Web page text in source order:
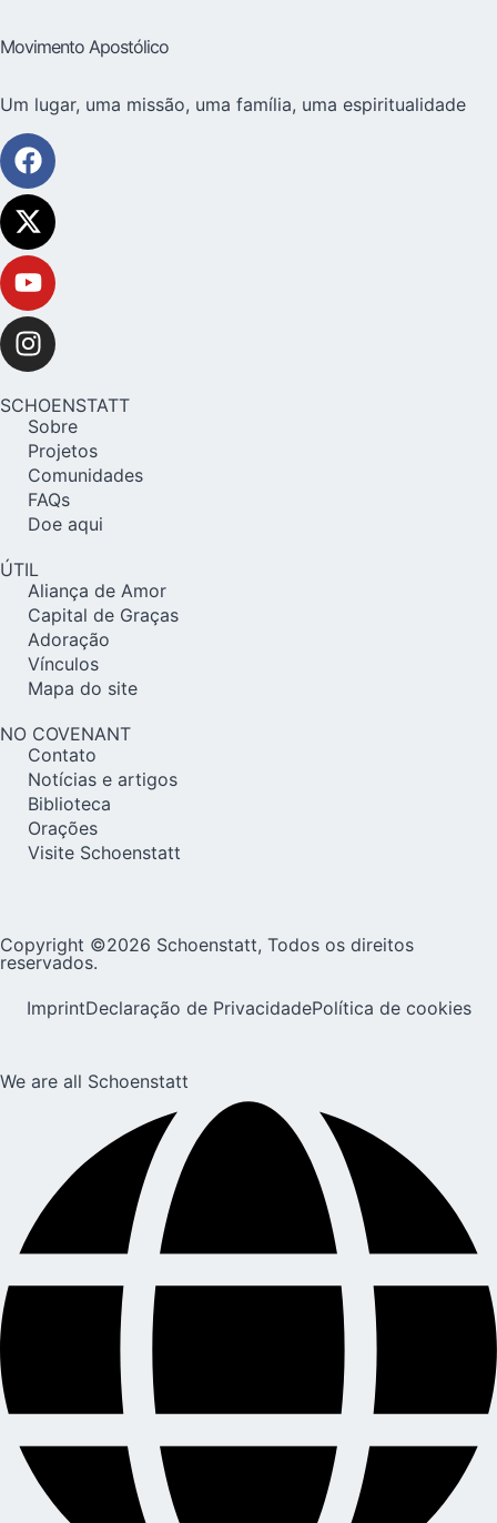
Movimento Apostólico
Um lugar, uma missão, uma família, uma espiritualidade
SCHOENSTATT
Sobre
Projetos
Comunidades
FAQs
Doe aqui
ÚTIL
Aliança de Amor
Capital de Graças
Adoração
Vínculos
Mapa do site
NO COVENANT
Contato
Notícias e artigos
Biblioteca
Orações
Visite Schoenstatt
Copyright ©2026 Schoenstatt, Todos os direitos
reservados.
ImprintDeclaração de PrivacidadePolítica de cookies
We are all Schoenstatt